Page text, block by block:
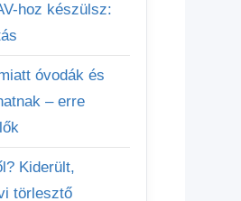
hoz készülsz:
óvodák és
– erre
Kiderült,
törlesztő